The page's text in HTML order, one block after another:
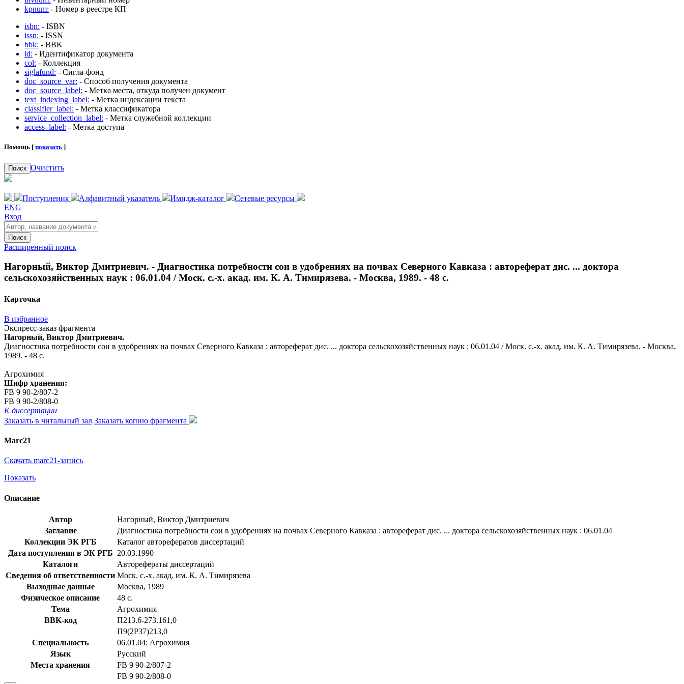
kpnum: - Номер в реестре КП
isbn: - ISBN
issn: - ISSN
bbk: - BBK
id: - Идентификатор документа
col: - Коллекция
siglafund: - Сигла-фонд
doc_source_var: - Способ получения документа
doc_source_label: - Метка места, откуда получен документ
text_indexing_label: - Метка индексации текста
classifier_label: - Метка классификатора
service_collection_label: - Метка служебной коллекции
access_label: - Метка доступа
Помощь [ показать ]
Поиск Очистить
Поступления Алфавитный указатель Имидж-каталог
Сетевые ресурсы
ENG
Вход
Поиск
Расширенный поиск
Нагорный, Виктор Дмитриевич. - Диагностика потребности сои в удобрениях на почвах Северного Кавказа : автореферат дис. ... доктора
сельскохозяйственных наук : 06.01.04 / Моск. с.-х. акад. им. К. А. Тимирязева. - Москва, 1989. - 48 с.
Карточка
В избранное
Экспресс-заказ фрагмента
Нагорный, Виктор Дмитриевич.
Диагностика потребности сои в удобрениях на почвах Северного Кавказа : автореферат дис. ... доктора сельскохозяйственных наук : 06.01.04 / Моск. с.-х. акад. им. К. А. Тимирязева. - Москва,
1989. - 48 с.
Агрохимия
Шифр хранения:
FB 9 90-2/807-2
FB 9 90-2/808-0
К диссертации
Заказать в читальный зал Заказать копию фрагмента
Marc21
Скачать marc21-запись
Показать
Описание
Автор
Нагорный, Виктор Дмитриевич
Заглавие
Диагностика потребности сои в удобрениях на почвах Северного Кавказа : автореферат дис. ... доктора сельскохозяйственных наук : 06.01.04
Коллекции ЭК РГБ
Каталог авторефератов диссертаций
Дата поступления в ЭК РГБ 20.03.1990
Каталоги
Авторефераты диссертаций
Сведения об ответственности Моск. с.-х. акад. им. К. А. Тимирязева
Выходные данные
Москва, 1989
Физическое описание
48 с.
Тема
Агрохимия
BBK-код
П213.6-273.161,0
П9(2Р37)213,0
Специальность
06.01.04: Агрохимия
Язык
Русский
Места хранения
FB 9 90-2/807-2
FB 9 90-2/808-0